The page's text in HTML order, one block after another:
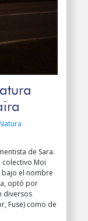
de Sara.
Moï
el nombre
optó por
diversos
Fuse) como de